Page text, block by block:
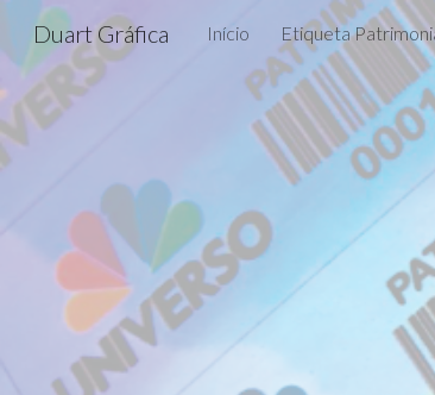
Duart Gráfica Início Etiqueta